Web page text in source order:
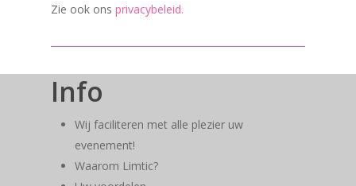
Zie ook ons privacybeleid.
Info
Wij faciliteren met alle plezier uw
evenement!
Waarom Limtic?